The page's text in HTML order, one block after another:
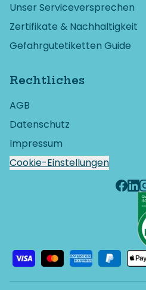
Unser Serviceversprechen
Zertifikate & Nachhaltigkeit
Gefahrgutetiketten Guide
Rechtliches
AGB
Datenschutz
Impressum
Cookie-Einstellungen